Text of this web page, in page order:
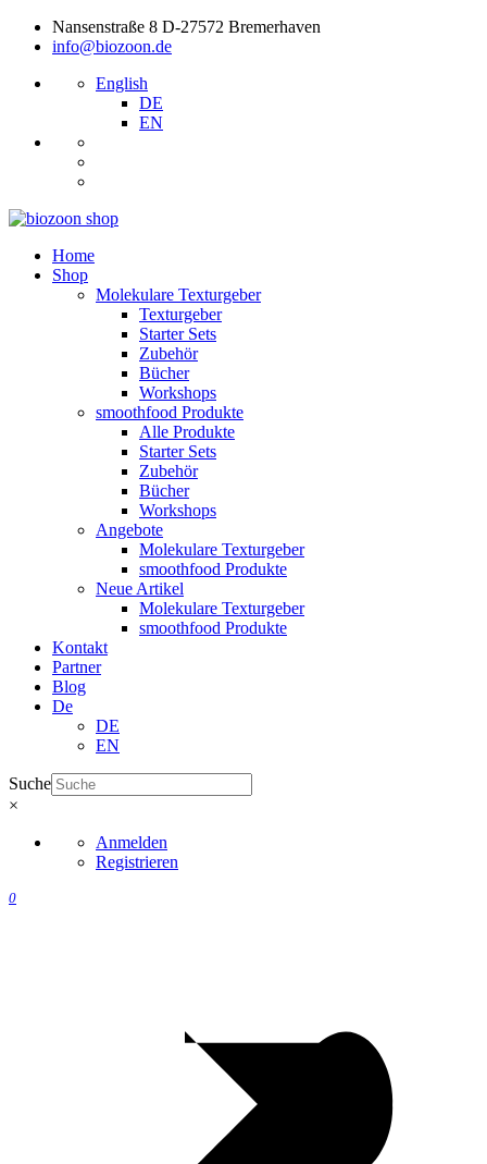
Nansenstraße 8 D-27572 Bremerhaven
info@biozoon.de
English
DE
EN
Home
Shop
Molekulare Texturgeber
Texturgeber
Starter Sets
Zubehör
Bücher
Workshops
smoothfood Produkte
Alle Produkte
Starter Sets
Zubehör
Bücher
Workshops
Angebote
Molekulare Texturgeber
smoothfood Produkte
Neue Artikel
Molekulare Texturgeber
smoothfood Produkte
Kontakt
Partner
Blog
De
DE
EN
Suche
×
Anmelden
Registrieren
0